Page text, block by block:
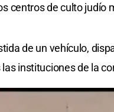
centros de culto judío
de un vehículo,
instituciones de la